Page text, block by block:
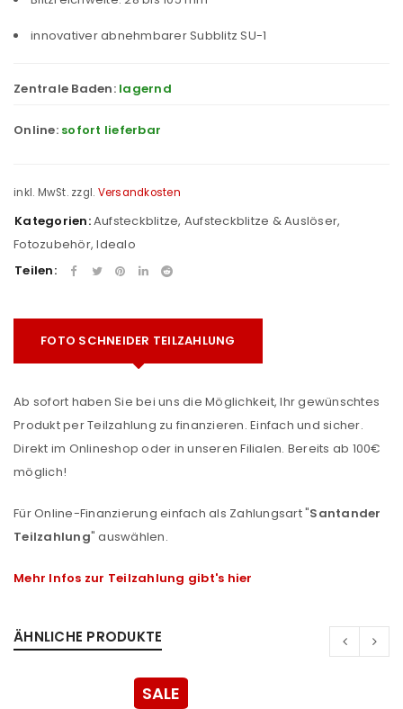
innovativer abnehmbarer Subblitz SU-1
Zentrale Baden: lagernd
Online: sofort lieferbar
inkl. MwSt. zzgl. Versandkosten
Kategorien:Aufsteckblitze, Aufsteckblitze & Auslöser,
Fotozubehör,Idealo
Teilen:
FOTO SCHNEIDER TEILZAHLUNG
Ab sofort haben Sie bei uns die Möglichkeit, Ihr gewünschtes
Produkt per Teilzahlung zu finanzieren. Einfach und sicher.
Direkt im Onlineshop oder in unseren Filialen. Bereits ab 100€
möglich!
Für Online-Finanzierung einfach als Zahlungsart "Santander
Teilzahlung" auswählen.
Mehr Infos zur Teilzahlung gibt's hier
ÄHNLICHE PRODUKTE
SALE